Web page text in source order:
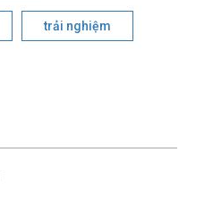
trải nghiệm